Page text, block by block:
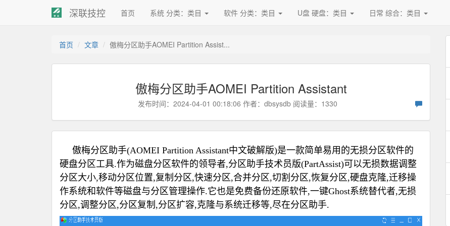
深联技控 首页 系统 分类：类目 软件 分类：类目 U盘 硬盘：类目 日常 综合：类目
首页 文章 傲梅分区助手AOMEI Partition Assist...
傲梅分区助手AOMEI Partition Assistant
发布时间：2024-04-01 00:18:06 作者： dbsysdb阅读量：1330
傲梅分区助手(AOMEI Partition Assistant中文破解版)是一款简单易用的无损分区软件的
硬盘分区工具.作为磁盘分区软件的领导者,分区助手技术员版(PartAssist)可以无损数据调整
分区大小,移动分区位置,复制分区,快速分区,合并分区,切割分区,恢复分区,硬盘克隆,迁移操
作系统和软件等磁盘与分区管理操作.它也是免费备份还原软件,一键Ghost系统替代者,无损
分区,调整分区,分区复制,分区扩容,克隆与系统迁移等,尽在分区助手.